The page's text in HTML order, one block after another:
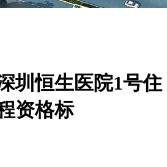
圳恒生医院1号住
资格标